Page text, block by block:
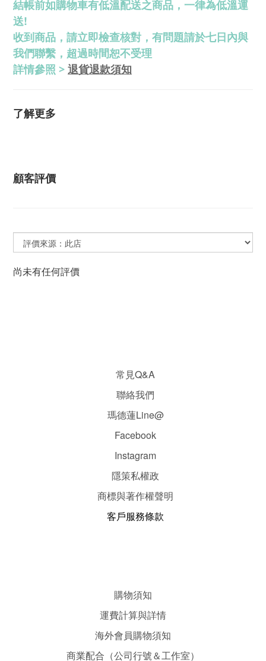
結帳前如購物車有低溫配送之商品，一律為低溫運
送!
收到商品，請立即檢查核對，有問題請於七日內與
我們聯繫，超過時間恕不受理
詳情參照 > 退貨退款須知
了解更多
顧客評價
尚未有任何評價
常見Q&A
聯絡我們
瑪德蓮Line@
Facebook
Instagram
隱策私權政
商標與著作權聲明
客戶服務條款
購物須知
運費計算與詳情
海外會員購物須知
商業配合（公司行號＆工作室）